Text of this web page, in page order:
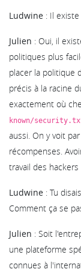
Ludwine : Il
Julien : Oui, il
politiques plus
placer la politique
précis à la racine
exactement où
known/
aussi. On y voit
récompenses.
travail des
Ludwine : Tu
Comment ça se
Julien : Soit
une plateforme
connues à